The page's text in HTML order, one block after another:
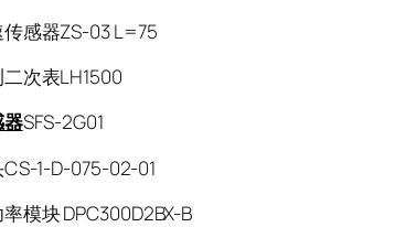
感器ZS-03 L=75
次表LH1500
SFS-2G01
1-D-075-02-01
模块 DPC300D2BX-B